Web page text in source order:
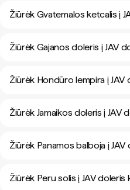
Žiūrėk Gvatemalos ketcalis į
Žiūrėk Gajanos doleris į JAV
Žiūrėk Hondūro lempira į JAV
Žiūrėk Jamaikos doleris į JAV
Žiūrėk Panamos balboja į
Žiūrėk Peru solis į JAV doleris